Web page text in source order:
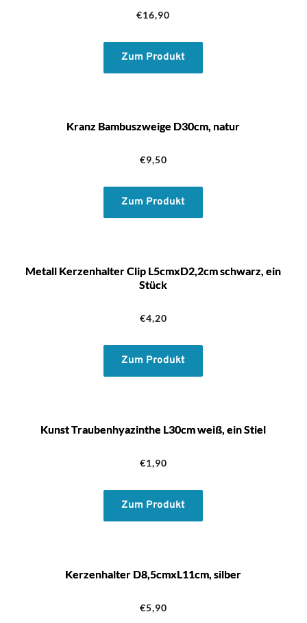
€16,90
Zum Produkt
Kranz Bambuszweige D30cm, natur
€9,50
Zum Produkt
Metall Kerzenhalter Clip L5cmxD2,2cm schwarz, ein
Stück
€4,20
Zum Produkt
Kunst Traubenhyazinthe L30cm weiß, ein Stiel
€1,90
Zum Produkt
Kerzenhalter D8,5cmxL11cm, silber
€5,90